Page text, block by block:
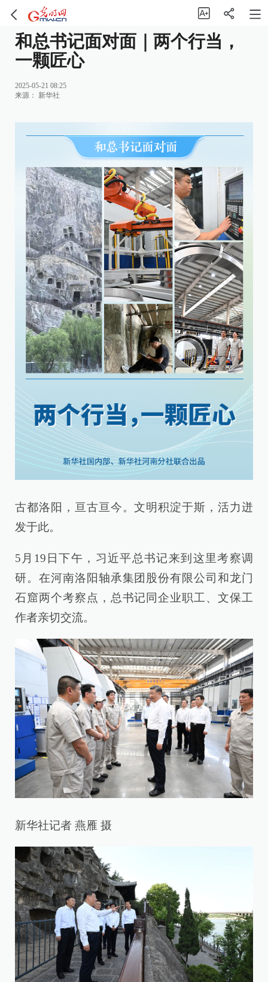
和总书记面对面｜两个行当，
一颗匠心
2025-05-21 08:25
来源： 新华社
古都洛阳，亘古亘今。文明积淀于斯，活力迸
发于此。
5月19日下午，习近平总书记来到这里考察调
研。在河南洛阳轴承集团股份有限公司和龙门
石窟两个考察点，总书记同企业职工、文保工
作者亲切交流。
新华社记者 燕雁 摄